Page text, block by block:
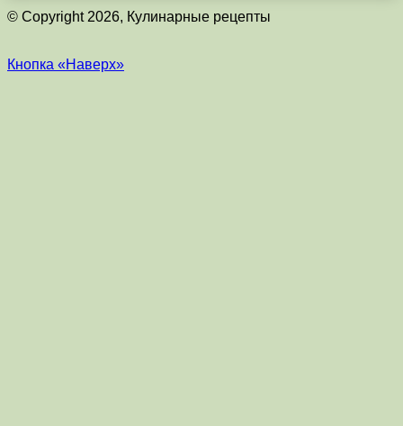
© Copyright 2026, Кулинарные рецепты
Кнопка «Наверх»